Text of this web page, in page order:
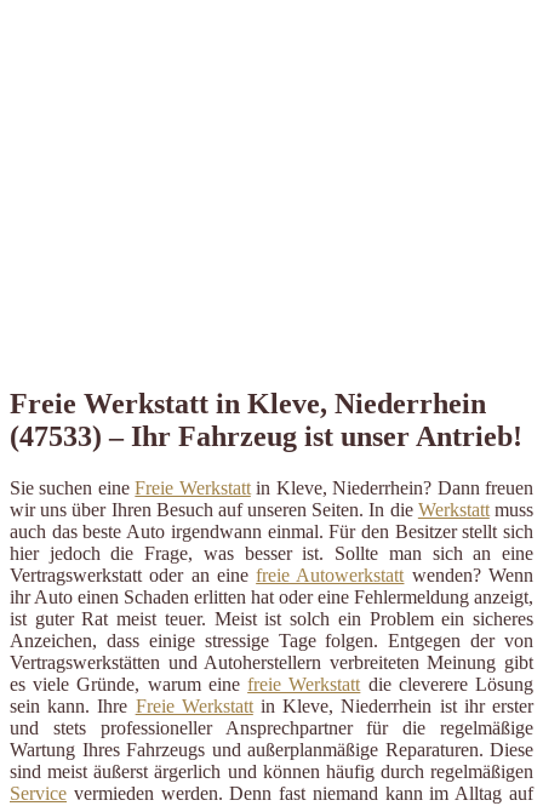
Freie Werkstatt in Kleve, Niederrhein
(47533) – Ihr Fahrzeug ist unser Antrieb!
Sie suchen eineFreie Werkstattin Kleve, Niederrhein? Dann freuen
wir uns über Ihren Besuch auf unseren Seiten. In die Werkstattmuss
auch das beste Auto irgendwann einmal. Für den Besitzer stellt sich
hier jedoch die Frage, was besser ist. Sollte man sich an eine
Vertragswerkstatt oder an einefreie Autowerkstatt wenden? Wenn
ihr Auto einen Schaden erlitten hat oder eine Fehlermeldung anzeigt,
ist guter Rat meist teuer. Meist ist solch ein Problem ein sicheres
Anzeichen, dass einige stressige Tage folgen. Entgegen der von
Vertragswerkstätten und Autoherstellern verbreiteten Meinung gibt
es viele Gründe, warum einefreie Werkstatt die cleverere Lösung
sein kann. Ihre Freie Werkstattin Kleve, Niederrhein ist ihr erster
und stets professioneller Ansprechpartner für die regelmäßige
Wartung Ihres Fahrzeugs und außerplanmäßige Reparaturen. Diese
sind meist äußerst ärgerlich und können häufig durch regelmäßigen
Service vermieden werden. Denn fast niemand kann im Alltag auf